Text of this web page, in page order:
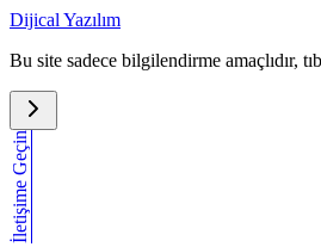
Dijical Yazılım
Bu site sadece bilgilendirme amaçlıdır,
İletişime Geçin